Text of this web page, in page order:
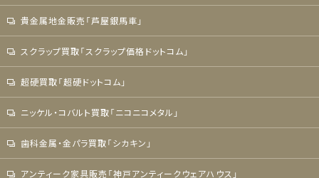
貴金属地金販売「芦屋銀馬車」
スクラップ買取「スクラップ価格ドットコム」
超硬買取「超硬ドットコム」
ニッケル・コバルト買取「ニコニコメタル」
歯科金属・金パラ買取「シカキン」
アンティーク家具販売「神戸アンティークウェアハウス」